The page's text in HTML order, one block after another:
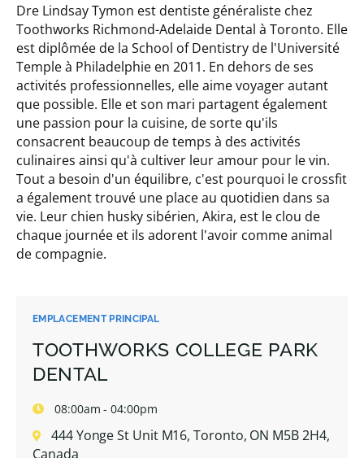
EMPLACEMENT PRINCIPAL
TOOTHWORKS COLLEGE PARK
DENTAL
08:00am - 04:00pm
444 Yonge St Unit M16, Toronto, ON M5B 2H4,
Canada
Dre Lindsay Tymon est dentiste généraliste chez
Toothworks Richmond-Adelaide Dental à Toronto. Elle
est diplômée de la School of Dentistry de l'Université
Temple à Philadelphie en 2011. En dehors de ses
activités professionnelles, elle aime voyager autant
que possible. Elle et son mari partagent également
une passion pour la cuisine, de sorte qu'ils
consacrent beaucoup de temps à des activités
culinaires ainsi qu'à cultiver leur amour pour le vin.
Tout a besoin d'un équilibre, c'est pourquoi le crossfit
a également trouvé une place au quotidien dans sa
vie. Leur chien husky sibérien, Akira, est le clou de
chaque journée et ils adorent l'avoir comme animal
de compagnie.